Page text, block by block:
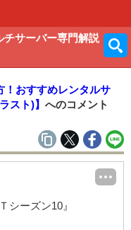
チサーバー専門解説
！おすすめレンタルサ
スト)】 へのコメント
シーズン10』